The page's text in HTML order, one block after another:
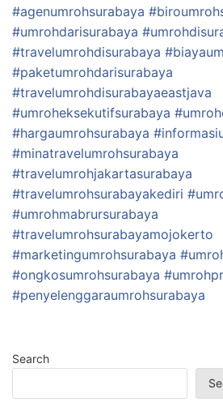
#agenumrohsurabaya
#umrohdarisurabaya
#travelumrohdisurabaya
#paketumrohdarisurabaya
#travelumrohdisurabayaeastjava
#umroheksekutifsurabaya
#hargaumrohsurabaya
#minatravelumrohsurabaya
#travelumrohjakartasurabaya
#travelumrohsurabayakediri
#umrohmabrursurabaya
#travelumrohsurabayamojokerto
#marketingumrohsurabaya
#ongkosumrohsurabaya
#penyelenggaraumrohsurabaya
Search